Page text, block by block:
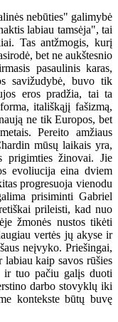
nebūties" galimybė
labiau tamsėja", tai
Tas antžmogis, kurį
bet ne aukštesnio
pasaulinis karas,
savižudybė, buvo tik
eros pradžia, tai ta
itališkąjį fašizmą,
ne tik Europos, bet
Pereito amžiaus
mūsų laikais yra,
prigimties žinovai. Jie
evoliucija eina dviem
progresuoja vienodu
prisiminti Gabriel
prileisti, kad nuo
žmonės nustos tikėti
vertės jų akyse ir
neįvyko. Priešingai,
labiau kaip savos rūšies
ir tuo pačiu galįs duoti
darbo stovyklų iki
kontekste būtų buvę